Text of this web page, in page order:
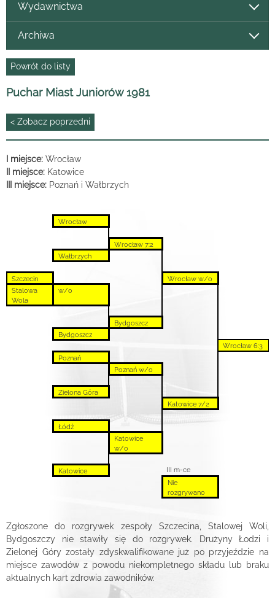
Wydawnictwa
Archiwa
Powrót do listy
Puchar Miast Juniorów 1981
< Zobacz poprzedni
I miejsce: Wrocław
II miejsce: Katowice
III miejsce: Poznań i Wałbrzych
Wrocław
Wrocław 7:2
Wałbrzych
Szczecin
Wrocław w/o
Stalowa
Wola
w/o
Bydgoszcz
Bydgoszcz
Wrocław 6:3
Poznań
Poznań w/o
Zielona Góra
Katowice 7/2
Łódź
Katowice
w/o
Katowice
III m-ce
Nie
rozgrywano
Zgłoszone do rozgrywek zespoły Szczecina, Stalowej Woli,
Bydgoszczy nie stawiły się do rozgrywek. Drużyny Łodzi i
Zielonej Góry zostały zdyskwalifikowane już po przyjeździe na
miejsce zawodów z powodu niekompletnego składu lub braku
aktualnych kart zdrowia zawodników.